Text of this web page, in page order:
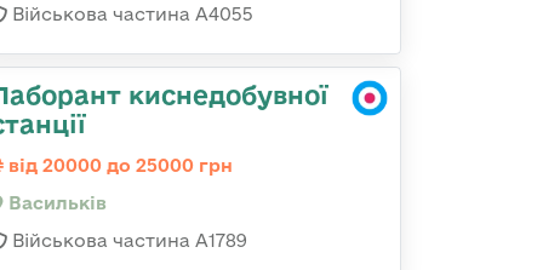
Військова частина А4055
киснедобувної
від 20000 до 25000 грн
Васильків
Військова частина А1789